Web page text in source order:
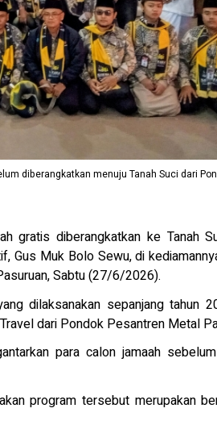
diberangkatkan menuju Tanah Suci dari
gratis diberangkatkan ke Tanah
Gus Muk Bolo Sewu, di
Sabtu (27/6/2026).
dilaksanakan sepanjang tahun
dari Pondok Pesantren Metal
para calon jamaah
program tersebut merupakan